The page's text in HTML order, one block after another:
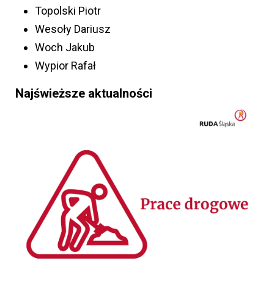
Topolski Piotr
Wesoły Dariusz
Woch Jakub
Wypior Rafał
Najświeższe aktualności